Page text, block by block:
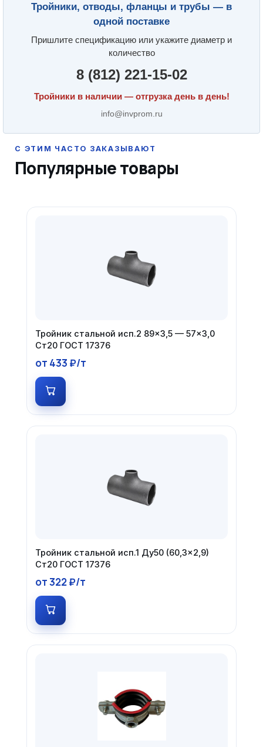
Тройники, отводы, фланцы и трубы — в
одной поставке
Пришлите спецификацию или укажите диаметр и
количество
8 (812) 221-15-02
Тройники в наличии — отгрузка день в день!
info@invprom.ru
Популярные товары
Тройник стальной исп.2 89×3,5 — 57×3,0
Ст20 ГОСТ 17376
от 433 ₽/т
Тройник стальной исп.1 Ду50 (60,3×2,9)
Ст20 ГОСТ 17376
от 322 ₽/т